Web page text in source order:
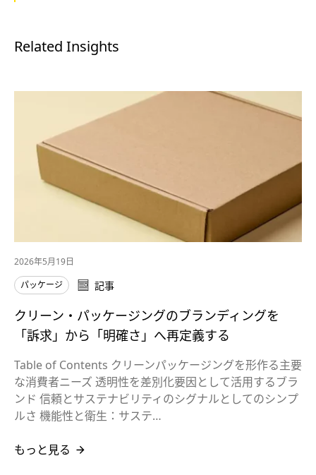
Related Insights
2026年5月19日
パッケージ
記事
クリーン・パッケージングのブランディングを
「訴求」から「明確さ」へ再定義する
Table of Contents クリーンパッケージングを形作る主要
な消費者ニーズ 透明性を差別化要因として活用するブラ
ンド 信頼とサステナビリティのシグナルとしてのシンプ
ルさ 機能性と衛生：サステ…
もっと見る